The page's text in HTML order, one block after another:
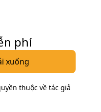
phí
xuống
thuộc về tác giả